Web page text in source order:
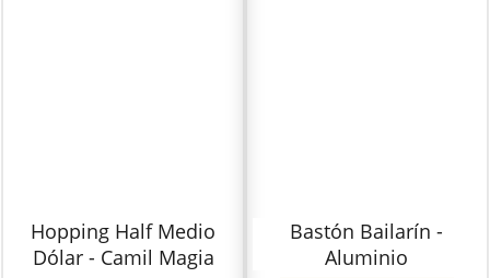
Hopping Half Medio
Dólar - Camil Magia
Bastón Bailarín -
Aluminio